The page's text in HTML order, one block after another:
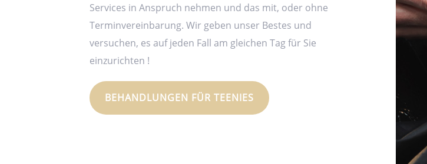
Services in Anspruch nehmen und das mit, oder ohne
Terminvereinbarung. Wir geben unser Bestes und
versuchen, es auf jeden Fall am gleichen Tag für Sie
einzurichten !
BEHANDLUNGEN FÜR TEENIES